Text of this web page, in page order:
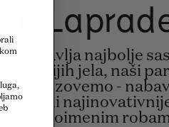
nabavlja najbolje
jela, naši
ih mi zovemo -
stvorili
istoimenim